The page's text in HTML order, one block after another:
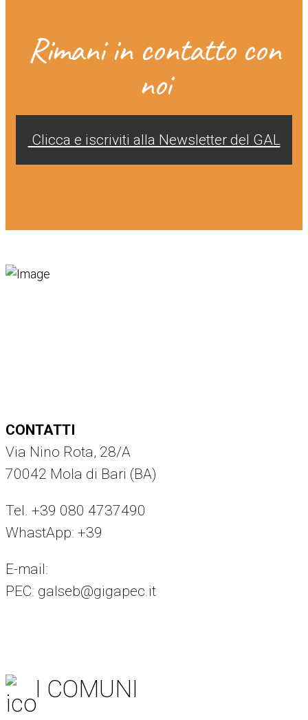
Rimani in contatto con
noi
Clicca e iscriviti alla Newsletter del GAL
CONTATTI
Via Nino Rota, 28/A
70042 Mola di Bari (BA)
Tel. +39 080 4737490
WhastApp: +39
E-mail:
PEC: galseb@gigapec.it
I COMUNI